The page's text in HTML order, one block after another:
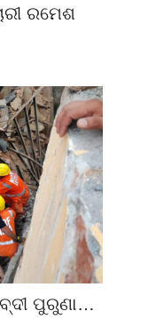
ରମେଶ
ପୁରୁଣା…